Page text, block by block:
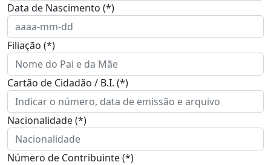
Data de Nascimento (*)
Filiação (*)
Cartão de Cidadão / B.I. (*)
Nacionalidade (*)
Número de Contribuinte (*)